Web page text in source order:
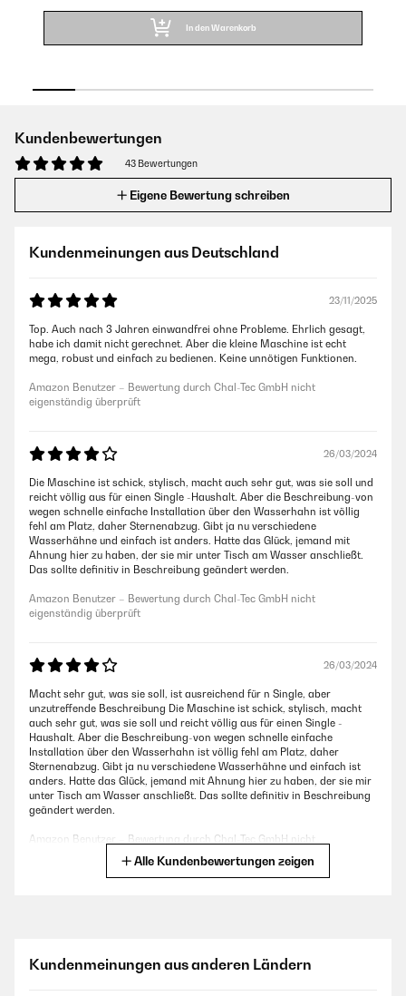
In den Warenkorb
Kundenbewertungen
43 Bewertungen
Eigene Bewertung schreiben
Kundenmeinungen aus Deutschland
23/11/2025
Top. Auch nach 3 Jahren einwandfrei ohne Probleme. Ehrlich gesagt,
habe ich damit nicht gerechnet. Aber die kleine Maschine ist echt
mega, robust und einfach zu bedienen. Keine unnötigen Funktionen.
Amazon Benutzer – Bewertung durch Chal-Tec GmbH nicht
eigenständig überprüft
26/03/2024
Die Maschine ist schick, stylisch, macht auch sehr gut, was sie soll und
reicht völlig aus für einen Single -Haushalt. Aber die Beschreibung-von
wegen schnelle einfache Installation über den Wasserhahn ist völlig
fehl am Platz, daher Sternenabzug. Gibt ja nu verschiedene
Wasserhähne und einfach ist anders. Hatte das Glück, jemand mit
Ahnung hier zu haben, der sie mir unter Tisch am Wasser anschließt.
Das sollte definitiv in Beschreibung geändert werden.
Amazon Benutzer – Bewertung durch Chal-Tec GmbH nicht
eigenständig überprüft
26/03/2024
Macht sehr gut, was sie soll, ist ausreichend für n Single, aber
unzutreffende Beschreibung Die Maschine ist schick, stylisch, macht
auch sehr gut, was sie soll und reicht völlig aus für einen Single -
Haushalt. Aber die Beschreibung-von wegen schnelle einfache
Installation über den Wasserhahn ist völlig fehl am Platz, daher
Sternenabzug. Gibt ja nu verschiedene Wasserhähne und einfach ist
anders. Hatte das Glück, jemand mit Ahnung hier zu haben, der sie mir
unter Tisch am Wasser anschließt. Das sollte definitiv in Beschreibung
geändert werden.
Amazon Benutzer – Bewertung durch Chal-Tec GmbH nicht
eigenständig überprüft
Waschgänge dauern alle irgendwie etwas sehr lange - das ist aber
ganz normal. Der Geschirrspüler ist für uns genau richtig: 2
Alle Kundenbewertungen zeigen
Kundenmeinungen aus anderen Ländern